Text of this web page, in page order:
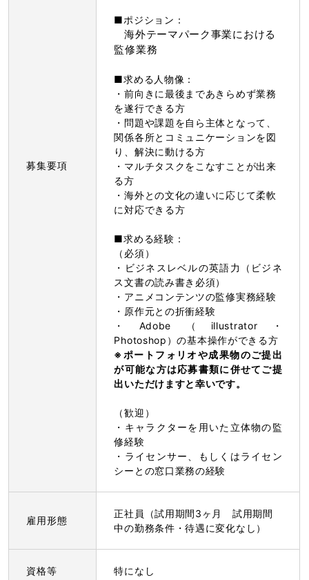
募集要項
■ポジション：
海外テーマパーク事業における
監修業務
■求める人物像：
・前向きに最後まであきらめず業務
を遂行できる方
・問題や課題を自ら主体となって、
関係各所とコミュニケーションを図
り、解決に動ける方
・マルチタスクをこなすことが出来
る方
・海外との文化の違いに応じて柔軟
に対応できる方
■求める経験：
（必須）
・ビジネスレベルの英語力（ビジネ
ス文書の読み書き必須）
・アニメコンテンツの監修実務経験
・原作元との折衝経験
・Adobe（illustrator・
Photoshop）の基本操作ができる方
※ポートフォリオや成果物のご提出
が可能な方は応募書類に併せてご提
出いただけますと幸いです。
（歓迎）
・キャラクターを用いた立体物の監
修経験
・ライセンサー、もしくはライセン
シーとの窓口業務の経験
雇用形態
正社員（試用期間3ヶ月 試用期間
中の勤務条件・待遇に変化なし）
資格等 特になし